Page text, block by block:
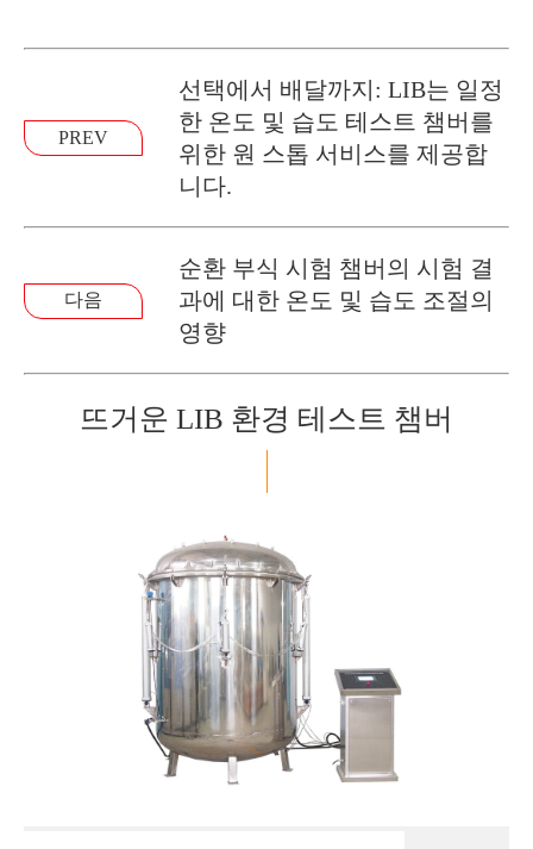
PREV
선택에서 배달까지: LIB는 일정
한 온도 및 습도 테스트 챔버를
위한 원 스톱 서비스를 제공합
니다.
다음
순환 부식 시험 챔버의 시험 결
과에 대한 온도 및 습도 조절의
영향
뜨거운 LIB 환경 테스트 챔버